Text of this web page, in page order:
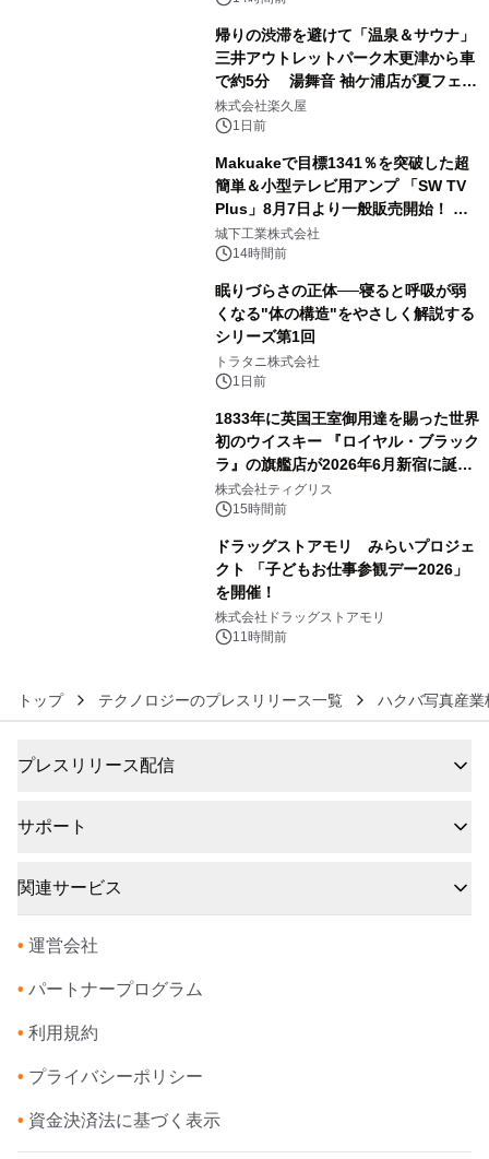
帰りの渋滞を避けて「温泉＆サウナ」
三井アウトレットパーク木更津から車
で約5分 湯舞音 袖ケ浦店が夏フェア
メニューを提供
株式会社楽久屋
1日前
Makuakeで目標1341％を突破した超
簡単＆小型テレビ用アンプ 「SW TV
Plus」8月7日より一般販売開始！ ケ
ーブル1本つなぐだけ、テレビの音が
ぐっと豊かに
城下工業株式会社
14時間前
眠りづらさの正体──寝ると呼吸が弱
くなる"体の構造"をやさしく解説する
シリーズ第1回
トラタニ株式会社
1日前
1833年に英国王室御用達を賜った世界
初のウイスキー 『ロイヤル・ブラック
ラ』の旗艦店が2026年6月新宿に誕
生 バカルディ ジャパンと連携した
没入型バー「BAR Arca」
株式会社ティグリス
15時間前
ドラッグストアモリ みらいプロジェ
クト 「子どもお仕事参観デー2026」
を開催！
株式会社ドラッグストアモリ
11時間前
トップ テクノロジーのプレスリリース一覧 ハクバ写真産業
プレスリリース配信
サポート
関連サービス
• 運営会社
• パートナープログラム
• 利用規約
• プライバシーポリシー
• 資金決済法に基づく表示